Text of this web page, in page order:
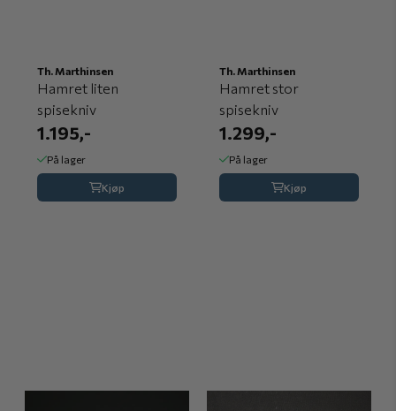
Th. Marthinsen
Hamret liten
spisekniv
1.195,-
På lager
Kjøp
Th. Marthinsen
Hamret stor
spisekniv
1.299,-
På lager
Kjøp